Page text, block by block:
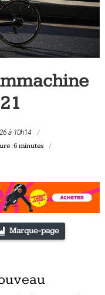
à 10h14
:6 minutes
Marque-page